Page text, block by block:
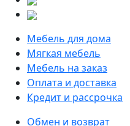
Мебель для дома
Мягкая мебель
Мебель на заказ
Оплата и доставка
Кредит и рассрочка
Обмен и возврат